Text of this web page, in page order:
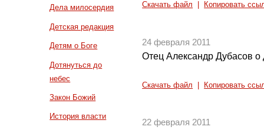
Дела милосердия
Детская редакция
Детям о Боге
Дотянуться до
небес
Закон Божий
История власти
Скачать файл Копировать
24 февраля 2011
Отец Александр Дубасов о
Скачать файл Копировать
22 февраля 2011